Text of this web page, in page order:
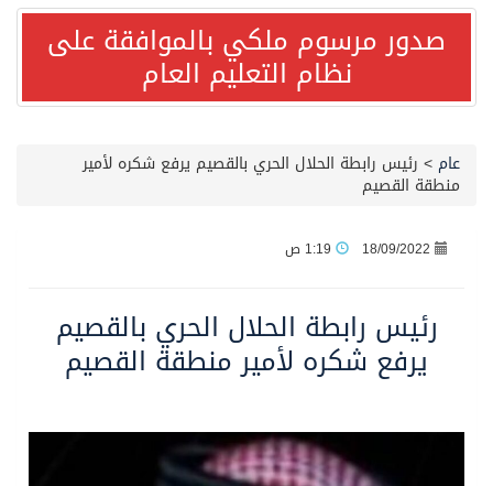
مصدر مسؤول بالهيئة العامة للنقل: استهداف السفينة السعودية NCC MASA خلال إبحارها في البحر الأحمر نتج عنه إصابة طفيفة في بدنها صدور مرسوم ملكي بالموافقة على
نظام التعليم العام
عام > رئيس رابطة الحلال الحري بالقصيم يرفع شكره لأمير
منطقة القصيم
18/09/2022
رئيس رابطة الحلال الحري بالقصيم
يرفع شكره لأمير منطقة القصيم